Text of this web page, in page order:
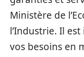
Ministère de
l’Industrie. Il
vos besoins en